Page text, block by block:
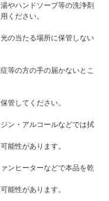
やハンドソープ等の洗浄剤
ください。
の当たる場所に保管しない
等の方の手の届かないとこ
管してください。
ン・アルコールなどでは拭
能性があります。
ンヒーターなどで本品を乾
能性があります。